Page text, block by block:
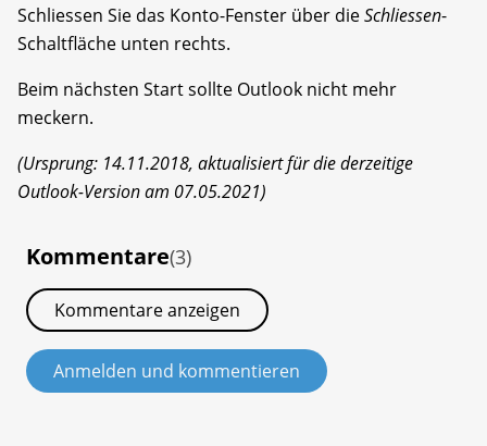
Schliessen Sie das Konto-Fenster über dieSchliessen-
Schaltfläche unten rechts.
Beim nächsten Start sollte Outlook nicht mehr
meckern.
(Ursprung: 14.11.2018, aktualisiert für die derzeitige
Outlook-Version am 07.05.2021)
Kommentare(3)
Kommentare anzeigen
Anmelden und kommentieren